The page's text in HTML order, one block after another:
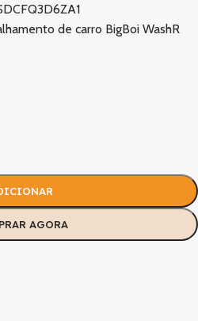
de carro BigBoi WashR
AGORA